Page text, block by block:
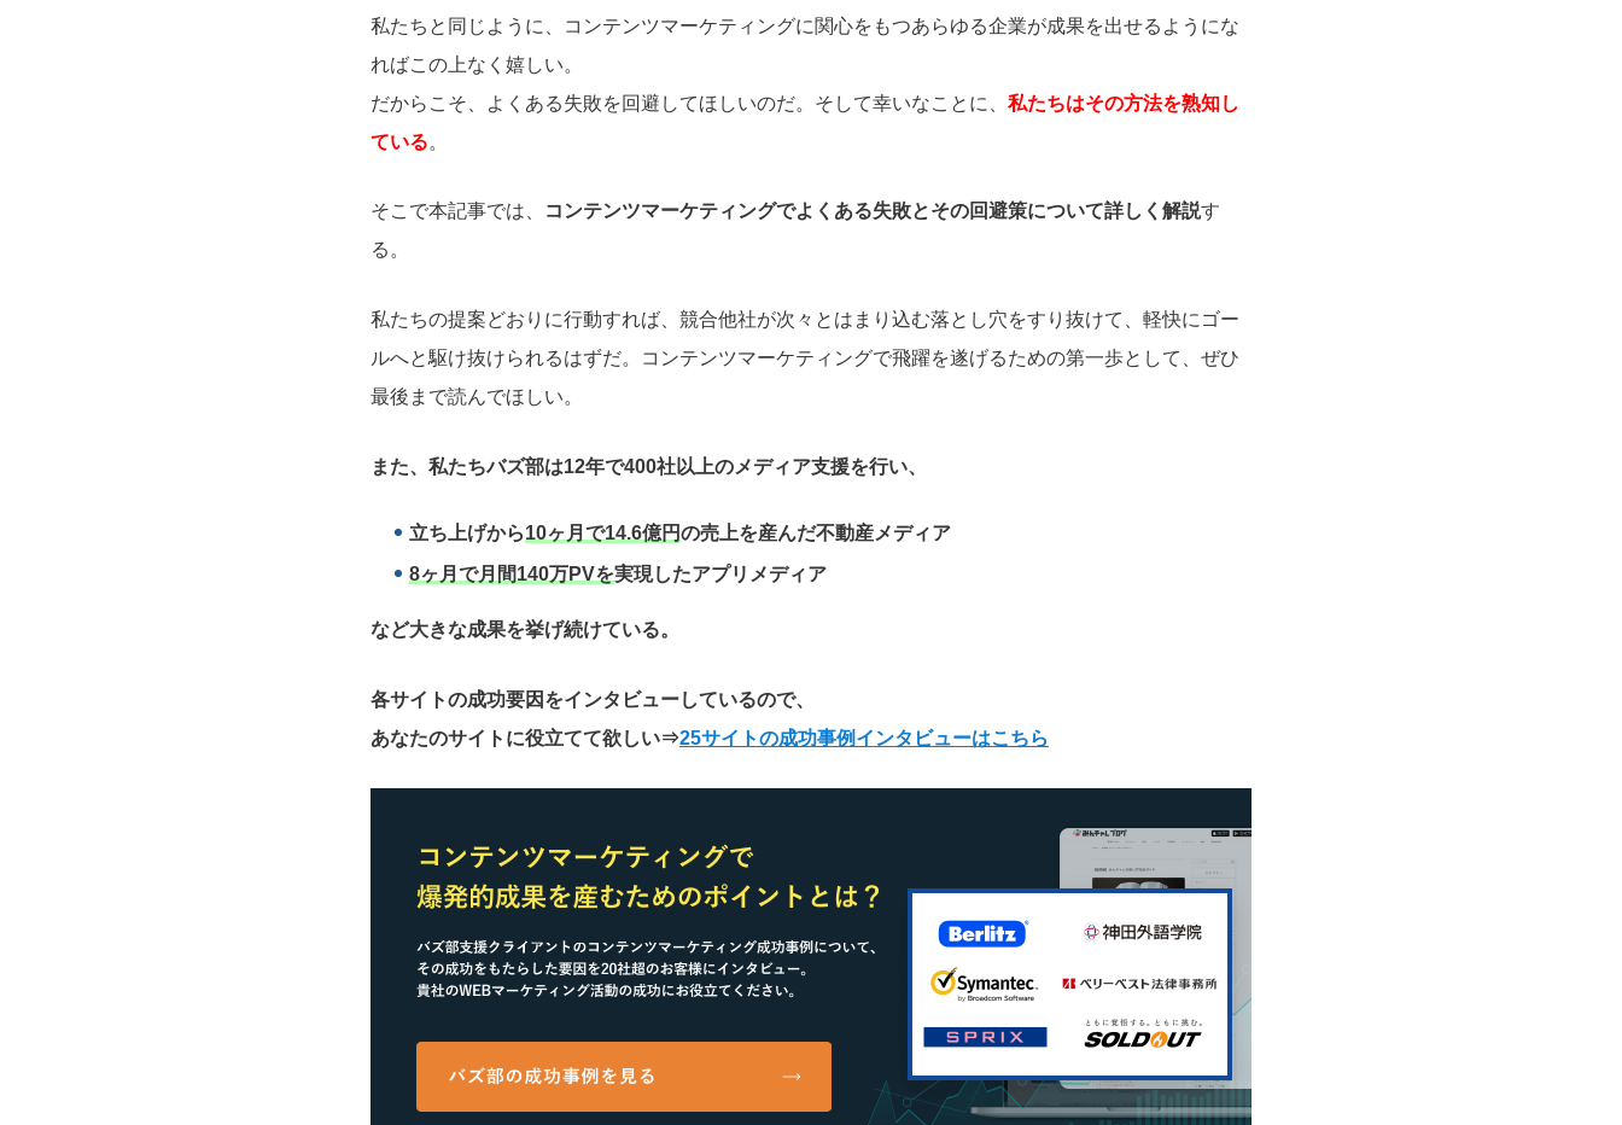
私たちと同じように、コンテンツマーケティングに関心をもつあらゆる企業が成果を出せるようにな
ればこの上なく嬉しい。
だからこそ、よくある失敗を回避してほしいのだ。そして幸いなことに、 私たちはその方法を熟知し
ている。
そこで本記事では、 コンテンツマーケティングでよくある失敗とその回避策について詳しく解説す
る。
私たちの提案どおりに行動すれば、競合他社が次々とはまり込む落とし穴をすり抜けて、軽快にゴー
ルへと駆け抜けられるはずだ。コンテンツマーケティングで飛躍を遂げるための第一歩として、ぜひ
最後まで読んでほしい。
また、私たちバズ部は12年で400社以上のメディア支援を行い、
立ち上げから10ヶ月で14.6億円の売上を産んだ不動産メディア
8ヶ月で月間140万PVを実現したアプリメディア
など大きな成果を挙げ続けている。
各サイトの成功要因をインタビューしているので、
あなたのサイトに役立てて欲しい⇒25サイトの成功事例インタビューはこちら